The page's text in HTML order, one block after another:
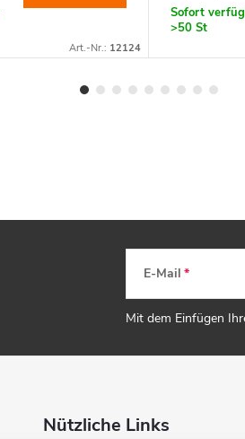
Art.-Nr.: 12124
Sofort
>50 St
E-Mail
Mit dem Einfügen
Nützliche Links